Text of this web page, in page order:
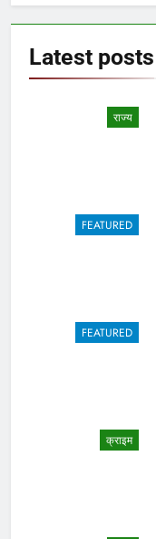
Latest posts
राज्य
FEATURED
FEATURED
क्राइम